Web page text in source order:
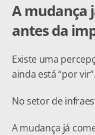
A mudança
antes da
Existe uma
ainda está “por vir”.
No setor de
A mudança já